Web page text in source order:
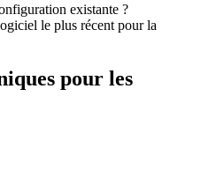
existante ?
le plus récent pour la
pour les